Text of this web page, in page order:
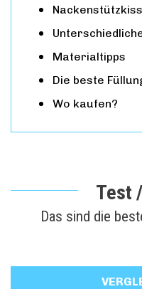
Materialtipps
Die beste
Wo kaufen?
Test
Das sind die